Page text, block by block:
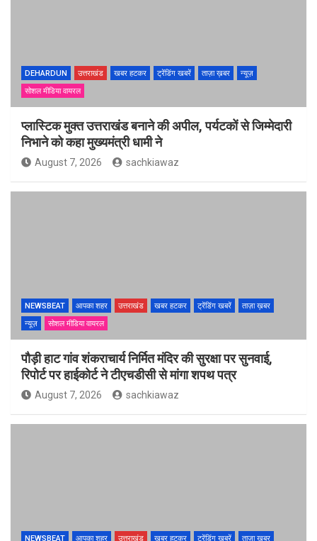
DEHARDUN उत्तराखंड खबर हटकर ट्रेंडिंग खबरें ताज़ा ख़बर
न्यूज़
सोशल मीडिया वायरल
प्लास्टिक मुक्त उत्तराखंड बनाने की अपील, पर्यटकों से जिम्मेदारी
निभाने को कहा मुख्यमंत्री धामी ने
August 7, 2026 sachkiawaz
NEWSBEAT आपका शहर उत्तराखंड खबर हटकर ट्रेंडिंग खबरें
ताज़ा ख़बर
न्यूज़
सोशल मीडिया वायरल
पौड़ी हाट गांव शंकराचार्य निर्मित मंदिर की सुरक्षा पर सुनवाई,
रिपोर्ट पर हाईकोर्ट ने टीएचडीसी से मांगा शपथ पत्र
August 7, 2026 sachkiawaz
NEWSBEAT आपका शहर उत्तराखंड खबर हटकर ट्रेंडिंग खबरें
ताज़ा ख़बर